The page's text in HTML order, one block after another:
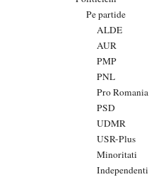
Pe partide
ALDE
AUR
PMP
PNL
Pro Romania
PSD
UDMR
USR-Plus
Minoritati
Independenti